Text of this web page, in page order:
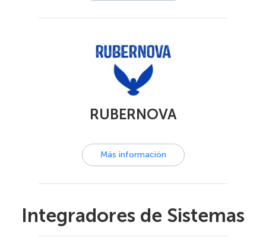
RUBERNOVA
Más información
Integradores de Sistemas